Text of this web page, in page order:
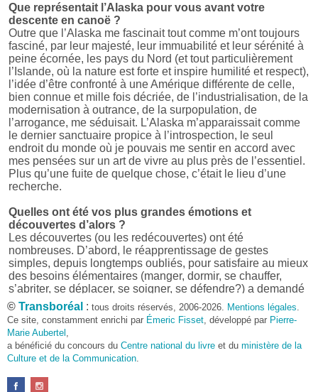
Que représentait l’Alaska pour vous avant votre
descente en canoë ?
Outre que l’Alaska me fascinait tout comme m’ont toujours
fasciné, par leur majesté, leur immuabilité et leur sérénité à
peine écornée, les pays du Nord (et tout particulièrement
l’Islande, où la nature est forte et inspire humilité et respect),
l’idée d’être confronté à une Amérique différente de celle,
bien connue et mille fois décriée, de l’industrialisation, de la
modernisation à outrance, de la surpopulation, de
l’arrogance, me séduisait. L’Alaska m’apparaissait comme
le dernier sanctuaire propice à l’introspection, le seul
endroit du monde où je pouvais me sentir en accord avec
mes pensées sur un art de vivre au plus près de l’essentiel.
Plus qu’une fuite de quelque chose, c’était le lieu d’une
recherche.
Quelles ont été vos plus grandes émotions et
découvertes d’alors ?
Les découvertes (ou les redécouvertes) ont été
nombreuses. D’abord, le réapprentissage de gestes
simples, depuis longtemps oubliés, pour satisfaire au mieux
des besoins élémentaires (manger, dormir, se chauffer,
s’abriter, se déplacer, se soigner, se défendre?) a demandé
beaucoup d’énergie et, parfois, d’ingéniosité car rien n’était
donné facilement. Cela a réclamé quelques talents
d’organisation et une façon inhabituelle de penser et d’agir.
Et puis, il y a eu, bien sûr, la découverte d’un monde parfois
bienveillant, parfois hostile, aux repères changeants,
absents ou fuyants, mais qui toujours forçait le respect et
imposait ses conditions.
© Transboréal : tous droits réservés, 2006-2026. Mentions légales
Ce site, constamment enrichi par Émeric Fisset , développé par Pierre-
Marie Aubertel
a bénéficié du concours du Centre national du livre et du ministère de la
Culture et de la Communication